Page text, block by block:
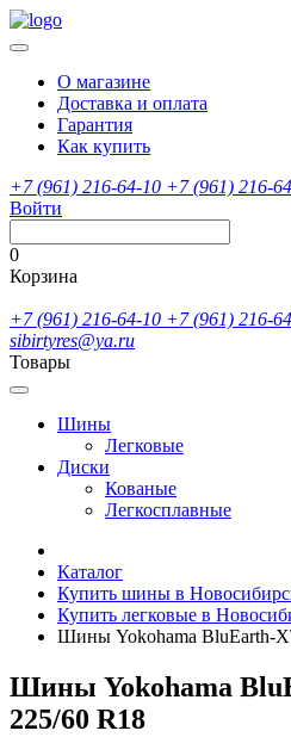
О магазине
Доставка и оплата
Гарантия
Как купить
+7 (961) 216-64-10 +7 (961) 216-
Войти
0
Корзина
+7 (961) 216-64-10 +7 (961) 216-
sibirtyres@ya.ru
Товары
Шины
Легковые
Диски
Кованые
Легкосплавные
Каталог
Купить шины в
Купить легковые в
Шины Yokohama BluEarth-
Шины Yokohama
225/60 R18